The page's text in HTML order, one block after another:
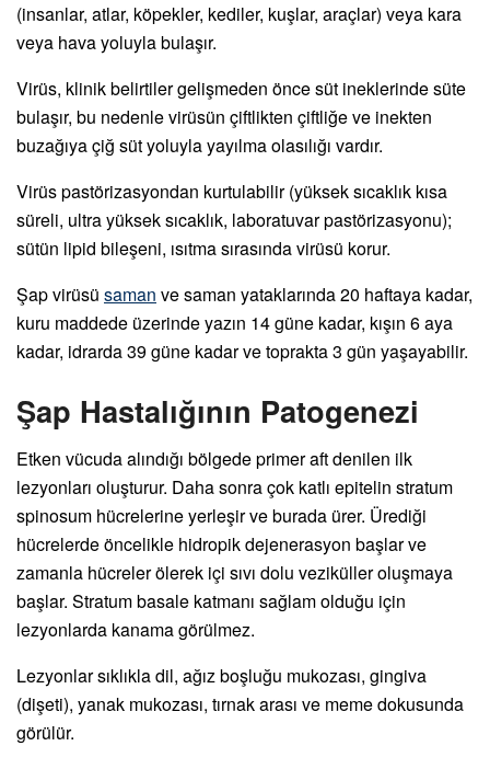
(insanlar, atlar, köpekler, kediler, kuşlar, araçlar) veya kara
veya hava yoluyla bulaşır.
Virüs, klinik belirtiler gelişmeden önce süt ineklerinde süte
bulaşır, bu nedenle virüsün çiftlikten çiftliğe ve inekten
buzağıya çiğ süt yoluyla yayılma olasılığı vardır.
Virüs pastörizasyondan kurtulabilir (yüksek sıcaklık kısa
süreli, ultra yüksek sıcaklık, laboratuvar pastörizasyonu);
sütün lipid bileşeni, ısıtma sırasında virüsü korur.
Şap virüsü saman ve saman yataklarında 20 haftaya kadar,
kuru maddede üzerinde yazın 14 güne kadar, kışın 6 aya
kadar, idrarda 39 güne kadar ve toprakta 3 gün yaşayabilir.
Şap Hastalığının Patogenezi
Etken vücuda alındığı bölgede primer aft denilen ilk
lezyonları oluşturur. Daha sonra çok katlı epitelin stratum
spinosum hücrelerine yerleşir ve burada ürer. Ürediği
hücrelerde öncelikle hidropik dejenerasyon başlar ve
zamanla hücreler ölerek içi sıvı dolu veziküller oluşmaya
başlar. Stratum basale katmanı sağlam olduğu için
lezyonlarda kanama görülmez.
Lezyonlar sıklıkla dil, ağız boşluğu mukozası, gingiva
(dişeti), yanak mukozası, tırnak arası ve meme dokusunda
görülür.